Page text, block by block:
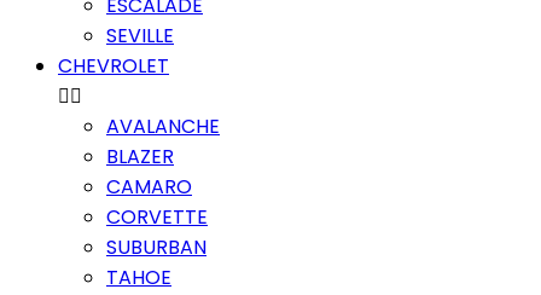
SEVILLE
CHEVROLET

AVALANCHE
BLAZER
CAMARO
CORVETTE
SUBURBAN
TAHOE